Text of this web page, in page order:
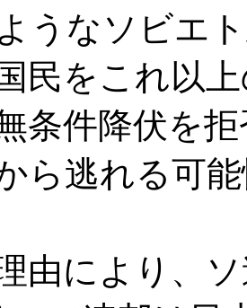
うなソビエ
民をこれ以
条件降伏を
ら逃れる可
由により、